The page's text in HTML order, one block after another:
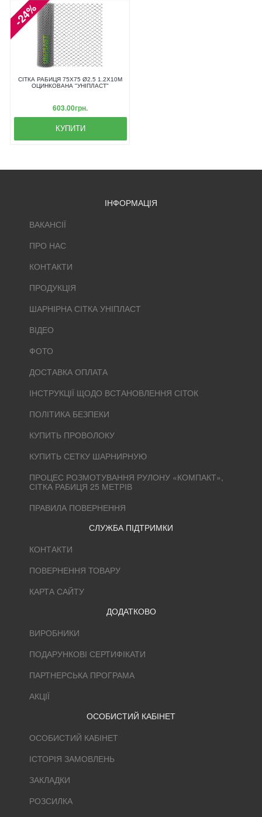
-24%
СІТКА РАБИЦЯ 75Х75 Ø2.5 1.2Х10М
ОЦИНКОВАНА "УНІПЛАСТ"
603.00грн.
КУПИТИ
ІНФОРМАЦІЯ
ВАКАНСІЇ
ПРО НАС
КОНТАКТИ
ПРОДУКЦІЯ
ШАРНІРНА СІТКА УНІПЛАСТ
ВІДЕО
ФОТО
ДОСТАВКА ОПЛАТА
ІНСТРУКЦІЇ ЩОДО ВСТАНОВЛЕННЯ СІТОК
ПОЛІТИКА БЕЗПЕКИ
КУПИТЬ ПРОВОЛОКУ
КУПИТЬ СЕТКУ ШАРНИРНУЮ
ПРОЦЕС РОЗМОТУВАННЯ РУЛОНУ «КОМПАКТ»,
СІТКА РАБИЦЯ 25 МЕТРІВ
ПРАВИЛА ПОВЕРНЕННЯ
СЛУЖБА ПІДТРИМКИ
КОНТАКТИ
ПОВЕРНЕННЯ ТОВАРУ
КАРТА САЙТУ
ДОДАТКОВО
ВИРОБНИКИ
ПОДАРУНКОВІ СЕРТИФІКАТИ
ПАРТНЕРСЬКА ПРОГРАМА
АКЦІЇ
ОСОБИСТИЙ КАБІНЕТ
ОСОБИСТИЙ КАБІНЕТ
ІСТОРІЯ ЗАМОВЛЕНЬ
ЗАКЛАДКИ
РОЗСИЛКА